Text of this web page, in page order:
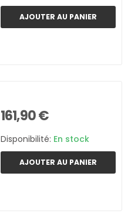
AJOUTER AU PANIER
161,90 €
Disponibilité: En stock
AJOUTER AU PANIER